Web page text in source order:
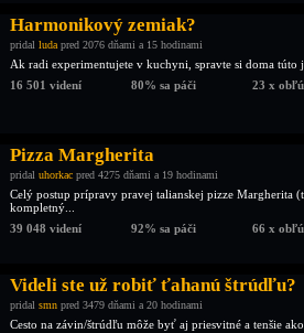
Harmonikový zemiak?
pridal luda pred 2076 dňami a 15 hodinami
Ak radi experimentujete v kuchyni, spravte si doma
16 501 videní
80% sa páči 23 x
Pizza Margherita
pridal uhorkac pred 4275 dňami a 19 hodinami
Celý postup prípravy pravej talianskej pizze Margherita
kompletný...
39 048 videní
92% sa páči 66 x
Videli ste už robiť ťahanú štrúdľu?
pridal smn pred 3479 dňami a 20 hodinami
Cesto na závin/štrúdľu môže byť aj priesvitné a tenšie